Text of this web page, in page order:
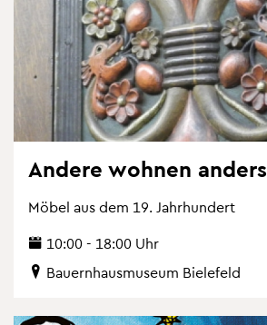
An­de­re woh­nen an­ders
Möbel aus dem 19. Jahr­hun­dert
10:00 - 18:00 Uhr
Bau­ern­haus­mu­se­um Bie­le­feld